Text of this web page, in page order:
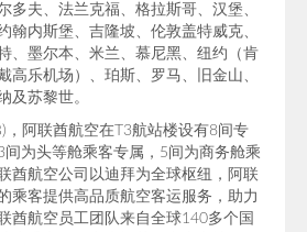
多夫、法兰克福、格拉斯哥、汉堡、
翰内斯堡、吉隆坡、伦敦盖特威克、
、墨尔本、米兰、慕尼黑、纽约（肯
高乐机场）、珀斯、罗马、旧金山、
及苏黎世。
，阿联酋航空在T3航站楼设有8间专
间为头等舱乘客专属，5间为商务舱乘
酋航空公司以迪拜为全球枢纽，阿联
乘客提供高品质航空客运服务，助力
酋航空员工团队来自全球140多个国